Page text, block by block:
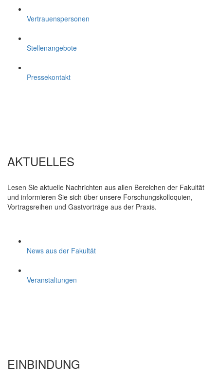
Vertrauenspersonen
Stellenangebote
Pressekontakt
AKTUELLES
Lesen Sie aktuelle Nachrichten aus allen Bereichen der Fakultät
und informieren Sie sich über unsere Forschungskolloquien,
Vortragsreihen und Gastvorträge aus der Praxis.
News aus der Fakultät
Veranstaltungen
EINBINDUNG